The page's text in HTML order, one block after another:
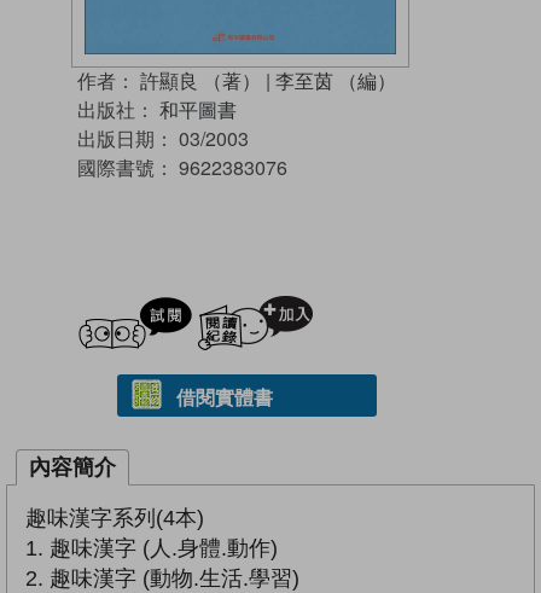
作者： 許顯良 （著） | 李至茵 （編）
出版社： 和平圖書
出版日期： 03/2003
國際書號： 9622383076
試閲
借閱實體書
內容簡介
趣味漢字系列(4本)
1. 趣味漢字 (人.身體.動作)
2. 趣味漢字 (動物.生活.學習)